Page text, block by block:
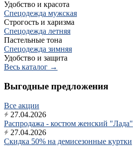
Удобство и красота
Спецодежда мужская
Строгость и харизма
Спецодежда летняя
Пастельные тона
Спецодежда зимняя
Удобство и защита
Весь каталог →
Выгодные предложения
Все акции
27.04.2026
Распродажа - костюм женский "Лада"
27.04.2026
Скидка 50% на демисезонные куртки